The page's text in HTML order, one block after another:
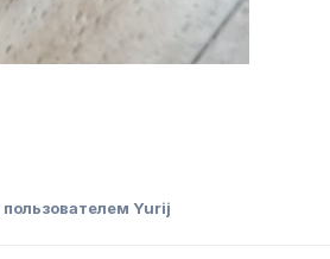
пользователем Yurij